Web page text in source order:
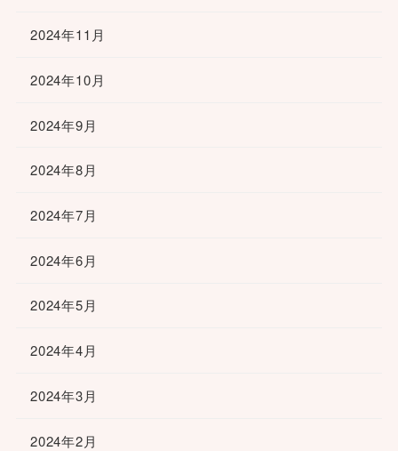
2024年11月
2024年10月
2024年9月
2024年8月
2024年7月
2024年6月
2024年5月
2024年4月
2024年3月
2024年2月